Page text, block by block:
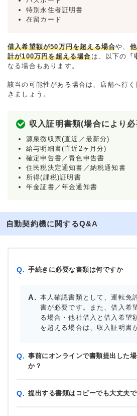
特別永住者証明書
在留カード
借入希望額が50万円を超える場合や、
計が100万円を超える場合は、以下の
なる場合もあります。
該当の可能性がある場合は、店舗へ行
きましょう。
収入証明書類(場合により
源泉徴収票(直近／最新分)
給与明細書(直近2ヶ月分)
確定申告書／青色申告書
住民税決定通知書／納税通知書
所得(課税)証明書
年金証書／年金通知書
自動契約機に関するQ&A
Q. 手続きに必要な書類は何ですか
本人確認書類として、運転免
書が必要です。また、借入希
る場合・他社借入と借入希望
を超える場合は、収入証明書
Q. 事前にオンラインで書類提出した
か？
Q. 提出する書類はコピーでも大丈夫で